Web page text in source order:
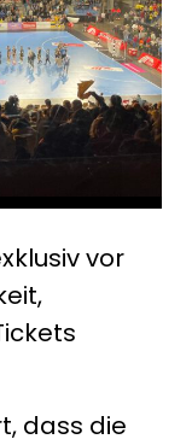
vor
dass die